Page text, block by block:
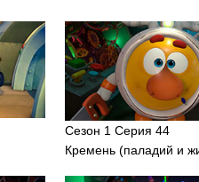
Сезон 1 Серия 44
Кремень (паладий и